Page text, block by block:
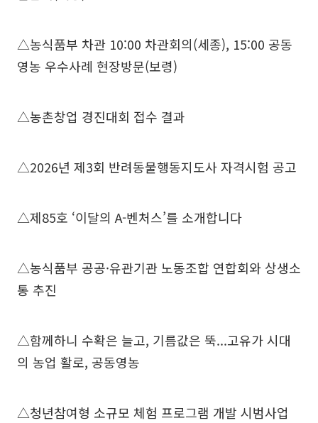
△농식품부 차관 10:00 차관회의(세종), 15:00 공동
영농 우수사례 현장방문(보령)
△농촌창업 경진대회 접수 결과
△2026년 제3회 반려동물행동지도사 자격시험 공고
△제85호 ‘이달의 A-벤처스’를 소개합니다
△농식품부 공공·유관기관 노동조합 연합회와 상생소
통 추진
△함께하니 수확은 늘고, 기름값은 뚝...고유가 시대
의 농업 활로, 공동영농
△청년참여형 소규모 체험 프로그램 개발 시범사업